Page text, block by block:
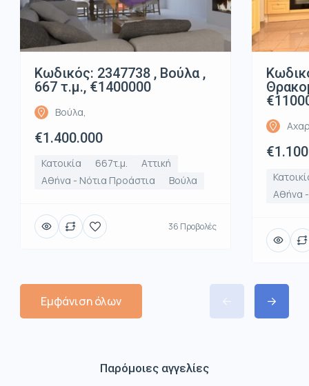
Κωδικός: 2347738 , Βούλα ,
667 τ.μ., €1400000
Βούλα,
€1.400.000
Κατοικία 667τ.μ.
Αττική
Αθήνα - Νότια Προάστια
Βούλα
36 Προβολές
Αθήνα
Εμφάνιση όλων
Παρόμοιες αγγελίες